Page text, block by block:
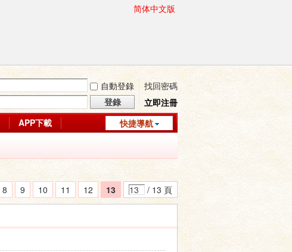
简体中文版
自動登錄
找回密碼
登錄
立即注冊
快捷導航
APP下載
8 9 10 11 12 13 / 13 頁